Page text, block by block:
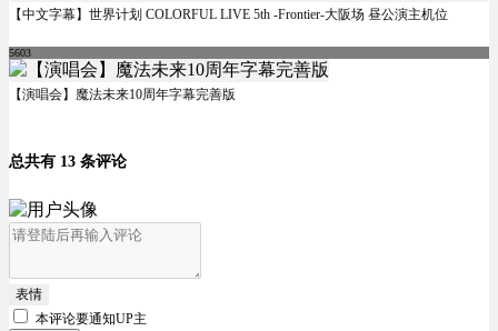
【中文字幕】世界计划 COLORFUL LIVE 5th -Frontier-大阪场 昼公演主机位
5603
【演唱会】魔法未来10周年字幕完善版
总共有 13 条评论
表情
本评论要通知UP主